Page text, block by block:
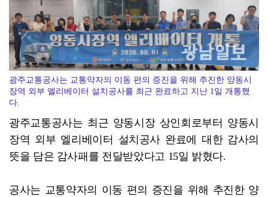
광주교통공사는 교통약자의 이동 편의 증진을 위해 추진한 양동시
장역 외부 엘리베이터 설치공사를 최근 완료하고 지난 1일 개통했
다.
광주교통공사는 최근 양동시장 상인회로부터 양동시
장역 외부 엘리베이터 설치공사 완료에 대한 감사의
뜻을 담은 감사패를 전달받았다고 15일 밝혔다.
공사는 교통약자의 이동 편의 증진을 위해 추진한 양